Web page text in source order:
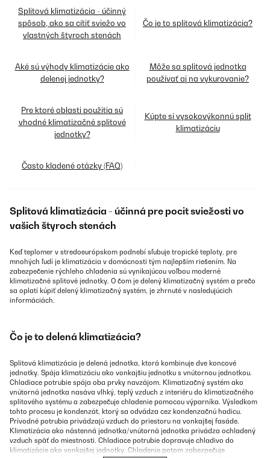
Splitová klimatizácia - účinný
spôsob, ako sa cítiť sviežo vo
vlastných štyroch stenách
Čo je to splitová klimatizácia?
Aké sú výhody klimatizácie ako
delenej jednotky?
Môže sa splitová jednotka
používať aj na vykurovanie?
Pre ktoré oblasti použitia sú
vhodné klimatizačné splitové
jednotky?
Kúpte si vysokovýkonnú split
klimatizáciu
Často kladené otázky (FAQ)
Splitová klimatizácia - účinná pre pocit sviežosti vo
vašich štyroch stenách
Keď teplomer v stredoeurópskom podnebí sľubuje tropické teploty, pre
mnohých ľudí je klimatizácia v domácnosti tým najlepším riešením. Na
zabezpečenie rýchleho chladenia sú vynikajúcou voľbou moderné
klimatizačné splitové jednotky. O čom je delený klimatizačný systém a prečo
sa oplatí kúpiť delený klimatizačný systém, je zhrnuté v nasledujúcich
informáciách.
Čo je to delená klimatizácia?
Splitová klimatizácia je delená jednotka, ktorá kombinuje dve koncové
jednotky. Spája klimatizáciu ako vonkajšiu jednotku s vnútornou jednotkou.
Chladiace potrubie spája oba prvky navzájom. Klimatizačný systém ako
vnútorná jednotka nasáva vlhký, teplý vzduch z interiéru do klimatizačného
splitového systému a zabezpečuje chladenie pomocou výparníka. Výsledkom
tohto procesu je kondenzát, ktorý sa odvádza cez kondenzačnú hadicu.
Prívodné potrubia privádzajú vzduch do priestoru na vonkajšej fasáde.
Klimatizácia ako nástenná jednotka/vnútorná jednotka privádza ochladený
vzduch späť do miestnosti. Chladiace potrubie dopravuje chladivo do
klimatizácie ako vonkajšej jednotky. Chladenie potom zabezpečuje